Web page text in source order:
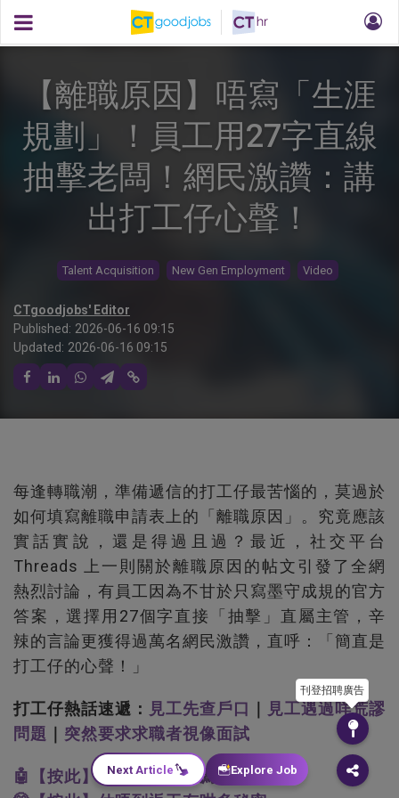
【離職原因】唔寫「生涯
規劃」！員工用27字直線
抽擊老闆！網民激讚：講
出打工仔心聲！
Talent Acquisition New Gen Employment Video
CTgoodjobs' Editor
Published: 2026-06-16 09:15
Updated: 2026-06-16 09:15
每逢轉職潮，準備遞信的打工仔最苦惱的，莫過於
如何填寫離職申請表上的「離職原因」。究竟應該
實話實說，還是得過且過？最近，社交平台
Threads 上一則關於離職原因的帖文引發了全網
熱烈討論，有員工因為不甘於只寫墨守成規的官方
答案，選擇用27個字直接「抽擊」直屬主管，辛
辣的言論更獲得過萬名網民激讚，直呼：「簡直是
打工仔的心聲！」
打工仔熱話速遞： 見工先查戶口
見工遇過咩荒謬
問題
突然要求求職者視像面試
🤖【按此】睇下AI最新推薦咩好工
刊登招聘廣告
Next Article Explore Job